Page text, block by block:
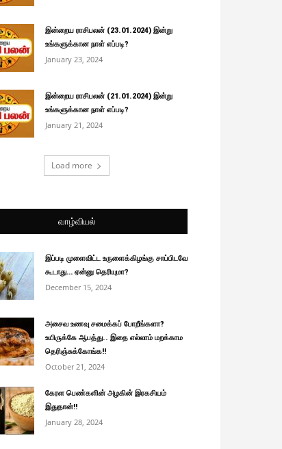
இன்றைய ராசிபலன் (23.01.2024) இன்று
உங்களுக்கான நாள் எப்படி?
January 23, 2024
இன்றைய ராசிபலன் (21.01.2024) இன்று
உங்களுக்கான நாள் எப்படி?
January 21, 2024
Load more
வாழ்வியல்
இப்படி முளைவிட்ட உருளைக்கிழங்கு சாப்பிடவே
கூடாது… ஏன்னு தெரியுமா?
December 15, 2024
அசைவ உணவு சமைக்கப் போறீங்களா?
உயிருக்கே ஆபத்து.. இதை எல்லாம் மறக்காம
தெரிஞ்சுக்கோங்க!!
October 21, 2024
கேரள பெண்களின் அழகின் இரகசியம்
இதுதான்!!
January 28, 2024